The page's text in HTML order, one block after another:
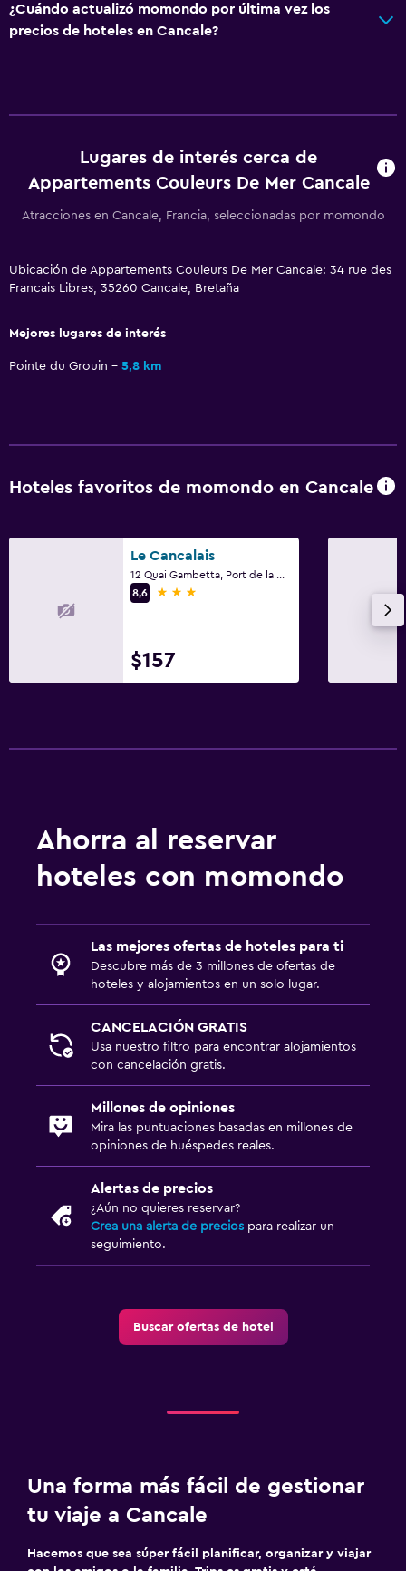
¿Cuándo actualizó momondo por última vez los
precios de hoteles en Cancale?
Lugares de interés cerca de
Appartements Couleurs De Mer Cancale
Atracciones en Cancale, Francia, seleccionadas por momondo
Ubicación de Appartements Couleurs De Mer Cancale: 34 rue des
Francais Libres, 35260 Cancale, Bretaña
Mejores lugares de interés
Pointe du Grouin 5,8 km
Hoteles favoritos de momondo en Cancale
Le Cancalais
8,6
3 estrellas
$157
Ahorra al reservar
hoteles con momondo
Las mejores ofertas de hoteles para ti
Descubre más de 3 millones de ofertas de
hoteles y alojamientos en un solo lugar.
CANCELACIÓN GRATIS
Usa nuestro filtro para encontrar alojamientos
con cancelación gratis.
Millones de opiniones
Mira las puntuaciones basadas en millones de
opiniones de huéspedes reales.
Alertas de precios
¿Aún no quieres reservar?
Crea una alerta de precios para realizar un
seguimiento.
Buscar ofertas de hotel
Una forma más fácil de gestionar
tu viaje a Cancale
Hacemos que sea súper fácil planificar, organizar y viajar